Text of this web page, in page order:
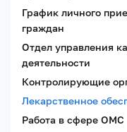
График личного
граждан
Отдел управления
деятельности
Контролирующие
Лекарственное
Работа в сфере ОМС